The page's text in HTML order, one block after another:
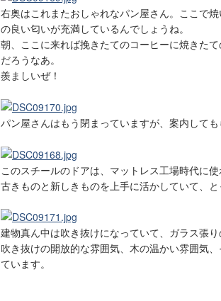
右奥はこれまたおしゃれなパン屋さん。ここで
の良い匂いが充満しているんでしょうね。
朝、ここに来れば挽きたてのコーヒーに焼きた
だろうなあ。
羨ましいぜ！
パン屋さんはもう閉まっていますが、案内しても
このスチールのドアは、マットレス工場時代に使
古きものと新しきものを上手に活かしていて、と
建物真ん中は吹き抜けになっていて、ガラス張
吹き抜けの開放的な雰囲気、木の温かい雰囲気
ています。